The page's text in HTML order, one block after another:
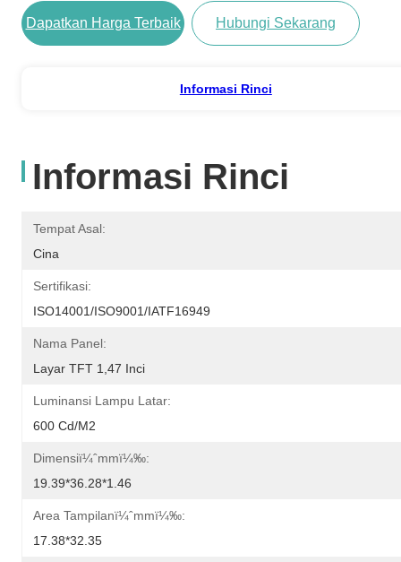
Dapatkan Harga Terbaik Hubungi Sekarang
Informasi Rinci
Informasi Rinci
Tempat Asal:
Cina
Sertifikasi:
ISO14001/ISO9001/IATF16949
Nama Panel:
Layar TFT 1,47 Inci
Luminansi Lampu Latar:
600 Cd/m2
Dimensiï¼ˆmmï¼‰:
19.39*36.28*1.46
Area Tampilanï¼ˆmmï¼‰:
17.38*32.35